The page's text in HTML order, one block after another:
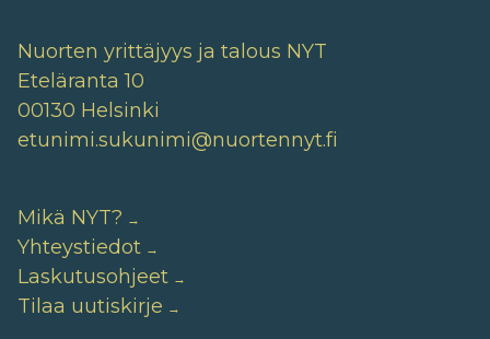
Nuorten yrittäjyys ja talous NYT
Eteläranta 10
00130 Helsinki
etunimi.sukunimi@nuortennyt.fi
Mikä NYT?
Yhteystiedot
Laskutusohjeet
Tilaa uutiskirje